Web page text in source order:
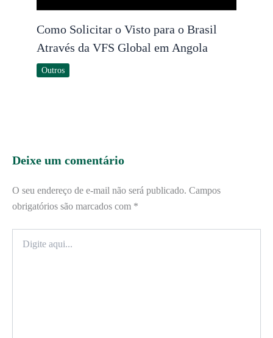
Como Solicitar o Visto para o Brasil
Através da VFS Global em Angola
Outros
Deixe um comentário
O seu endereço de e-mail não será publicado. Campos
obrigatórios são marcados com *
aqui...